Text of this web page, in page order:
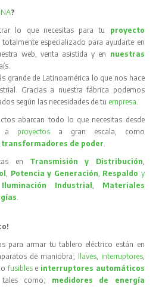
?
lo que necesitas para tu proyecto
especializado para ayudarte en
web, venta asistida y en nuestras
grande de Latinoamérica lo que nos hace
Gracias a nuestra fábrica podemos
según las necesidades de tu empresa.
abarcan todo lo que necesitas desde
a proyectos
a gran escala, como
transformadores de poder.
en Transmisión y Distribución,
, Potencia y Generación, Respaldo y
Iluminación Industrial , Materiales
.
para armar tu tablero eléctrico están en
de maniobra; llaves, interruptores,
fusibles e interruptores automáticos
como; medidores de energía